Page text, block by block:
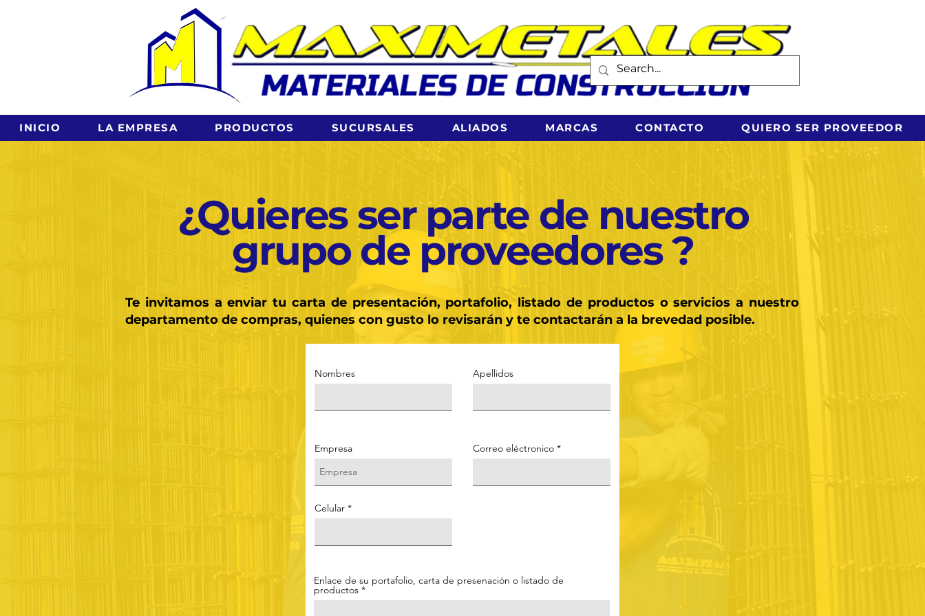
INICIO LA EMPRESA PRODUCTOS SUCURSALES ALIADOS MARCAS CONTACTO QUIERO SER PROVEEDOR
¿Quieres ser parte de nuestro
grupo de proveedores ?
Te invitamos a enviar tu carta de presentación, portafolio, listado de productos o servicios a nuestro
departamento de compras, quienes con gusto lo revisarán y te contactarán a la brevedad posible.
Nombres Apellidos
Empresa Correo eléctronico
Celular
Enlace de su portafolio, carta de presenación o listado de
productos